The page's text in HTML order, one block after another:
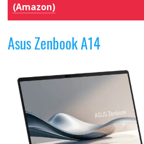
(Amazon)
Asus Zenbook A14